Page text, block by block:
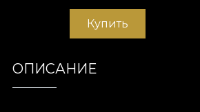
Купить
ОПИСАНИЕ